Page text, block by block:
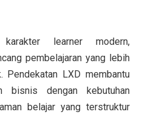
karakter learner modern,
pembelajaran yang lebih
Pendekatan LXD membantu
bisnis dengan kebutuhan
belajar yang terstruktur